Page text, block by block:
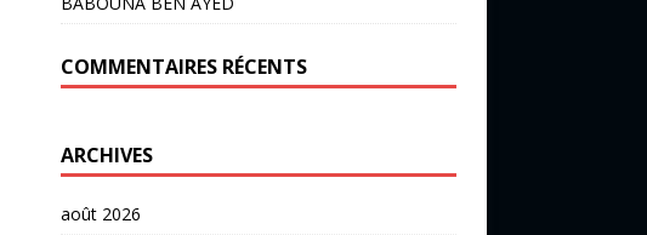
COMMENTAIRES RÉCENTS
ARCHIVES
août 2026